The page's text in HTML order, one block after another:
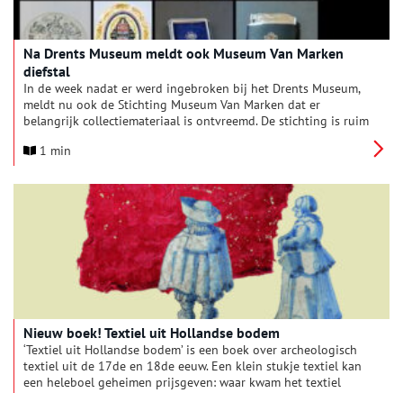
Na Drents Museum meldt ook Museum Van Marken
diefstal
In de week nadat er werd ingebroken bij het Drents Museum,
meldt nu ook de Stichting Museum Van Marken dat er
belangrijk collectiemateriaal is ontvreemd. De stichting is ruim
Westvest 9 in Delft. Hier hebben zich één of meerdere
vitrinekasten leeggehaald.
1 min
Nieuw boek! Textiel uit Hollandse bodem
‘Textiel uit Hollandse bodem’ is een boek over archeologisch
textiel uit de 17de en 18de eeuw. Een klein stukje textiel kan
een heleboel geheimen prijsgeven: waar kwam het textiel